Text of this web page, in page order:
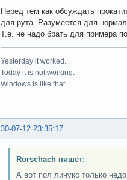
Перед тем как обсуждать
для рута. Разумеется для
Т.е. не надо брать для примера
Yesterday it worked.
Today it is not working.
Windows is like that.
30-07-12 23:35:17
Rorschach пишет:
А вот пол линукс только